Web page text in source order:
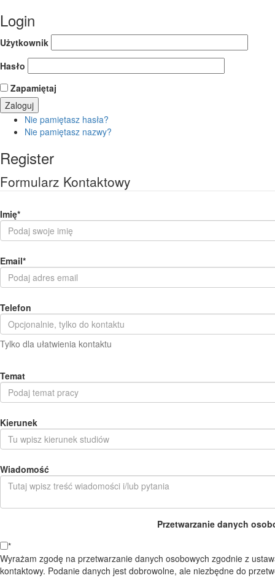
Login
Użytkownik
Hasło
Zapamiętaj
Nie pamiętasz hasła?
Nie pamiętasz nazwy?
Register
Formularz Kontaktowy
Imię*
Email*
Telefon
Tylko dla ułatwienia kontaktu
Temat
Kierunek
Wiadomość
Przetwarzanie danych
*
Wyrażam zgodę na przetwarzanie danych osobowych zgodnie z
kontaktowy. Podanie danych jest dobrowolne, ale niezbędne do